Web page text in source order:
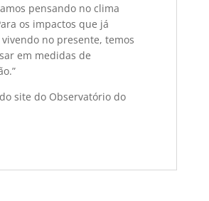
pensando no clima
os impactos que já
no presente, temos
em medidas de
site do Observatório do